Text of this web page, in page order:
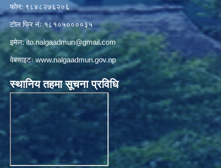
फोन: ९८४८२७६२०६
टोल फ्रि नंः १८१०५००००३५
इमेल:ito.nalgaadmun@gmail.com
वेबसाइटःwww.nalgaadmun.gov.np
स्थानिय तहमा सूचना प्रविधि